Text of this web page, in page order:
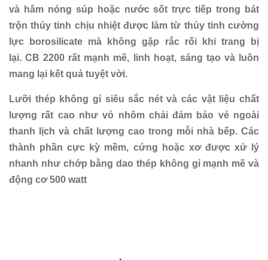
và hâm nóng súp hoặc nước sốt trực tiếp trong bát
trộn thủy tinh chịu nhiệt được làm từ thủy tinh cường
lực borosilicate mà không gặp rắc rối khi trang bị
lại. CB 2200 rất mạnh mẽ, linh hoạt, sáng tạo và luôn
mang lại kết quả tuyệt vời.
Lưỡi thép không gỉ siêu sắc nét và các vật liệu chất
lượng rất cao như vỏ nhôm chải đảm bảo vẻ ngoài
thanh lịch và chất lượng cao trong mỗi nhà bếp. Các
thành phần cực kỳ mềm, cứng hoặc xơ được xử lý
nhanh như chớp bằng dao thép không gỉ mạnh mẽ và
động cơ 500 watt